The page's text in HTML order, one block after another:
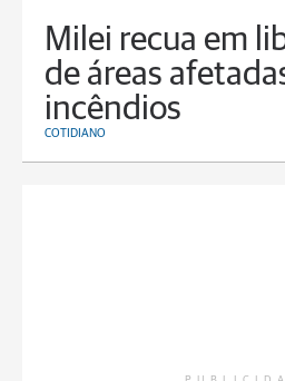
Milei recua em
de áreas
incêndios
COTIDIANO